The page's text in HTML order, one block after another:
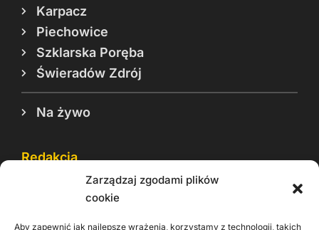
Zarządzaj zgodami plików
cookie
Aby zapewnić jak najlepsze wrażenia, korzystamy z technologii, takich
Karpacz
Piechowice
Szklarska Poręba
Świeradów Zdrój
Na żywo
Redakcja
Reklama